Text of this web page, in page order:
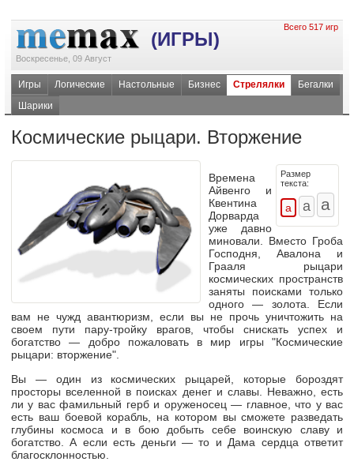
(ИГРЫ)
Воскресенье, 09 Август
Всего 517 игр
Игры Логические Настольные Бизнес Стрелялки
Бегалки
Шарики
Космические рыцари. Вторжение
Размер
текста:
Времена
Айвенго и
Квентина
Дорварда
уже давно
миновали. Вместо Гроба
Господня, Авалона и
Грааля рыцари
космических пространств
заняты поисками только
одного — золота. Если
вам не чужд авантюризм, если вы не прочь уничтожить на
своем пути пару-тройку врагов, чтобы снискать успех и
богатство — добро пожаловать в мир игры "Космические
рыцари: вторжение".
Вы — один из космических рыцарей, которые бороздят
просторы вселенной в поисках денег и славы. Неважно, есть
ли у вас фамильный герб и оруженосец — главное, что у вас
есть ваш боевой корабль, на котором вы сможете разведать
глубины космоса и в бою добыть себе воинскую славу и
богатство. А если есть деньги — то и Дама сердца ответит
благосклонностью.